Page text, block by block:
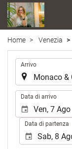
Home Venezia
Arrivo
Data di arrivo
Data di partenza